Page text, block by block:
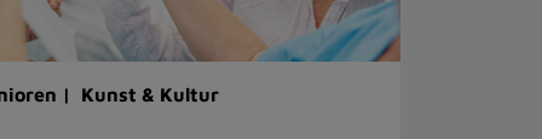
| Kunst & Kultur